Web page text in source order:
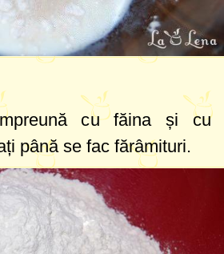
cu făina și cu
până se fac fărâmituri.